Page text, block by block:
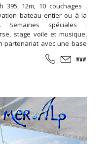
395, 12m, 10 couchages .
bateau entier ou à la
Semaines spéciales :
stage voile et musique,
partenariat avec une base
sur mesure pour les